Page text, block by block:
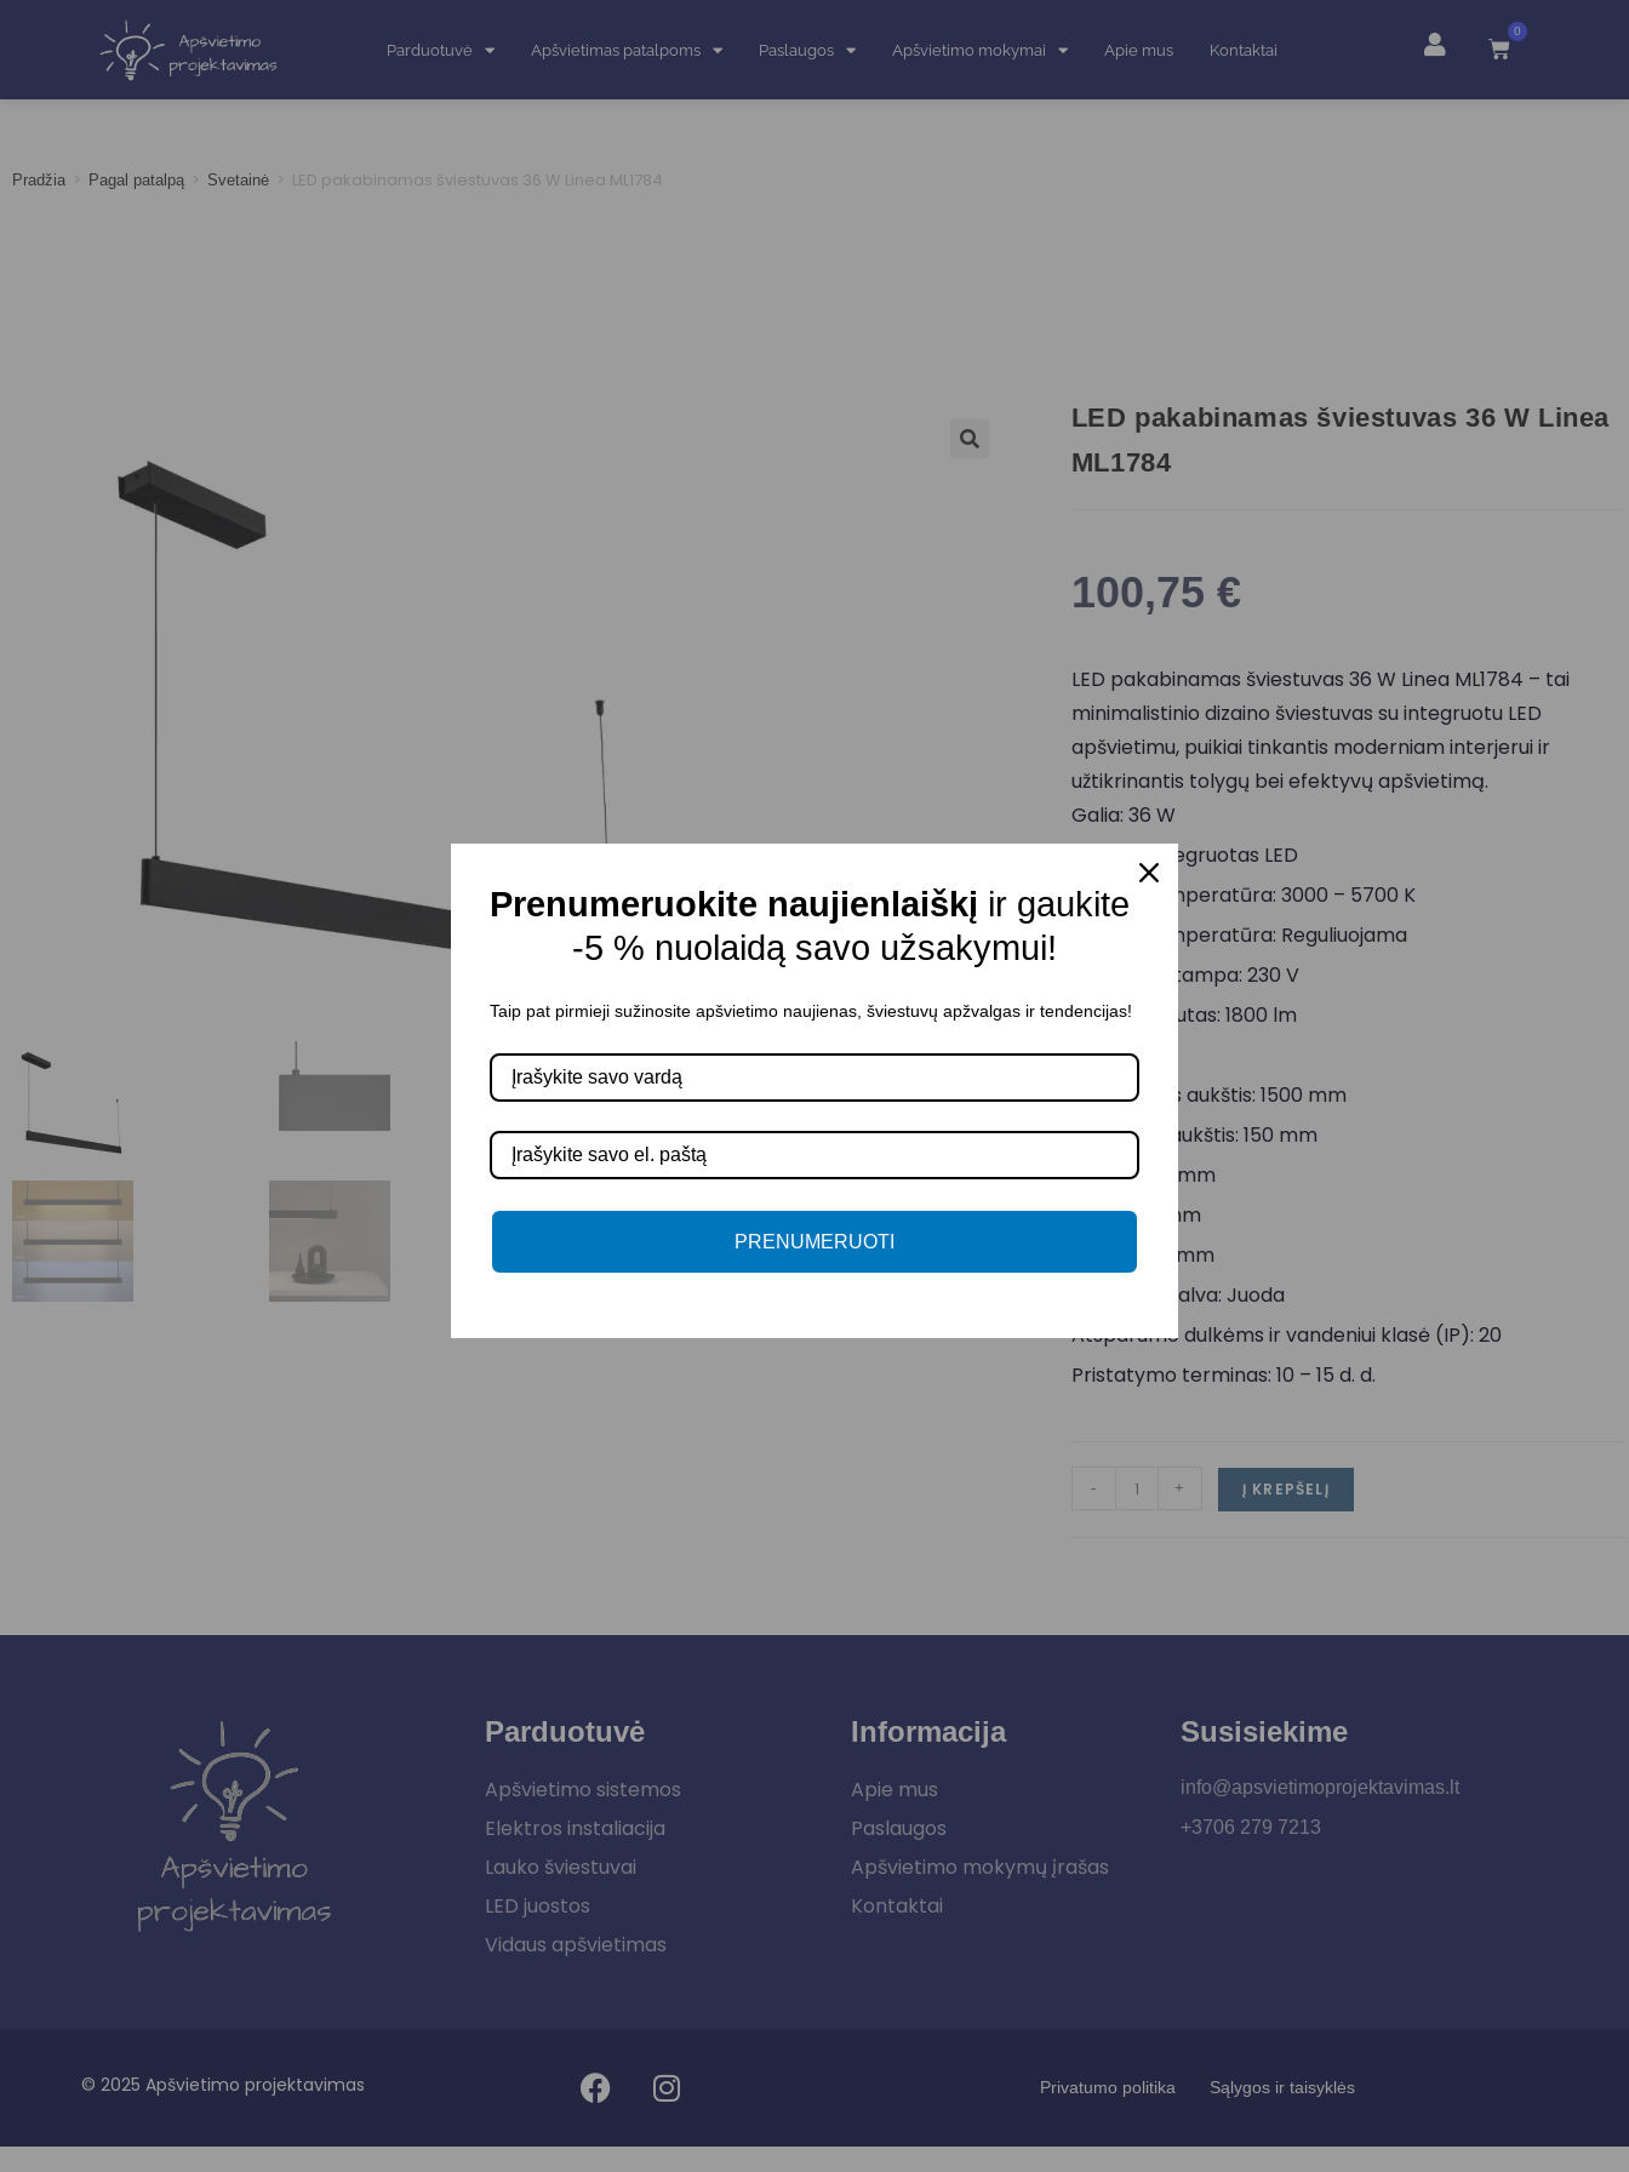
Parduotuvė Apšvietimas patalpoms Paslaugos Apšvietimo mokymai Apie mus Kontaktai
0
Pradžia > Pagal patalpą > Svetainė > LED pakabinamas šviestuvas 36 W Linea ML1784
LED pakabinamas šviestuvas 36 W Linea
ML1784
100,75 €
LED pakabinamas šviestuvas 36 W Linea ML1784 – tai
minimalistinio dizaino šviestuvas su integruotu LED
apšvietimu, puikiai tinkantis moderniam interjerui ir
užtikrinantis tolygų bei efektyvų apšvietimą.
Galia: 36 W
Cokolis: Integruotas LED
Šviesos temperatūra: 3000 – 5700 K
Šviesos temperatūra: Reguliuojama
Maitinimo įtampa: 230 V
Šviesos srautas: 1800 lm
CRI: 90
Maksimalus aukštis: 1500 mm
Minimalus aukštis: 150 mm
Plotis: 1200 mm
Storis: 60 mm
Aukštis: 60 mm
Korpuso spalva: Juoda
Atsparumo dulkėms ir vandeniui klasė (IP): 20
Pristatymo terminas: 10 – 15 d. d.
- + Į KREPŠELĮ
Parduotuvė
Apšvietimo sistemos
Elektros instaliacija
Lauko šviestuvai
LED juostos
Vidaus apšvietimas
Informacija
Apie mus
Paslaugos
Apšvietimo mokymų įrašas
Kontaktai
Susisiekime
info@apsvietimoprojektavimas.lt
+3706 279 7213
© 2025 Apšvietimo projektavimas Privatumo politika Sąlygos ir taisyklės
Prenumeruokite naujienlaiškį ir gaukite
-5 % nuolaidą savo užsakymui!
Taip pat pirmieji sužinosite apšvietimo naujienas, šviestuvų apžvalgas ir tendencijas!
PRENUMERUOTI